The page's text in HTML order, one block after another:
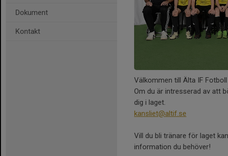
Dokument
Kontakt
Välkommen till Älta IF Fotboll
Om du är intresserad av att
dig i laget.
kansliet@altif.se
Vill du bli tränare för laget
information du behöver!